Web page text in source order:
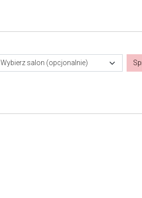
Wybierz salon (opcjonalnie)